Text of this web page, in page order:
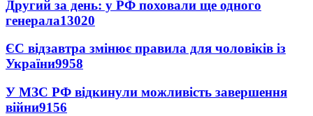
Другий за день: у РФ поховали ще одного
генерала13020
ЄС відзавтра змінює правила для чоловіків із
України9958
У МЗС РФ відкинули можливість завершення
війни9156